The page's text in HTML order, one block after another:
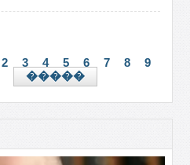
2 3 4 5 6 7 8
9
�����